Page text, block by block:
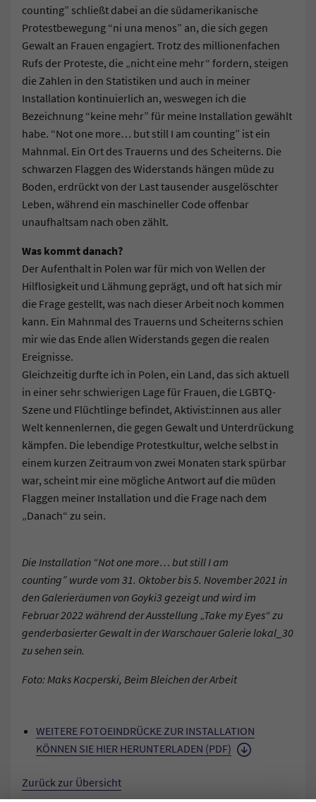
counting” schließt dabei an die südamerikanische
Protestbewegung “ni una menos” an, die sich gegen
Gewalt an Frauen engagiert. Trotz des millionenfachen
Rufs der Proteste, die „nicht eine mehr“ fordern, steigen
die Zahlen in den Statistiken und auch in meiner
Installation kontinuierlich an, weswegen ich die
Bezeichnung “keine mehr” für meine Installation gewählt
habe. “Not one more… but still I am counting” ist ein
Mahnmal. Ein Ort des Trauerns und des Scheiterns. Die
schwarzen Flaggen des Widerstands hängen müde zu
Boden, erdrückt von der Last tausender ausgelöschter
Leben, während ein maschineller Code offenbar
unaufhaltsam nach oben zählt.
Was kommt danach?
Der Aufenthalt in Polen war für mich von Wellen der
Hilflosigkeit und Lähmung geprägt, und oft hat sich mir
die Frage gestellt, was nach dieser Arbeit noch kommen
kann. Ein Mahnmal des Trauerns und Scheiterns schien
mir wie das Ende allen Widerstands gegen die realen
Ereignisse.
Gleichzeitig durfte ich in Polen, ein Land, das sich aktuell
in einer sehr schwierigen Lage für Frauen, die LGBTQ-
Szene und Flüchtlinge befindet, Aktivist:innen aus aller
Welt kennenlernen, die gegen Gewalt und Unterdrückung
kämpfen. Die lebendige Protestkultur, welche selbst in
einem kurzen Zeitraum von zwei Monaten stark spürbar
war, scheint mir eine mögliche Antwort auf die müden
Flaggen meiner Installation und die Frage nach dem
„Danach“ zu sein.
Die Installation “Not one more… but still I am
counting” wurde vom 31. Oktober bis 5. November 2021 in
den Galerieräumen von Goyki3 gezeigt und wird im
Februar 2022 während der Ausstellung „Take my Eyes“ zu
genderbasierter Gewalt in der Warschauer Galerie lokal_30
zu sehen sein.
Foto: Maks Kacperski, Beim Bleichen der Arbeit
WEITERE FOTOEINDRÜCKE ZUR INSTALLATION
KÖNNEN SIE HIER HERUNTERLADEN (PDF)
Zurück zur Übersicht